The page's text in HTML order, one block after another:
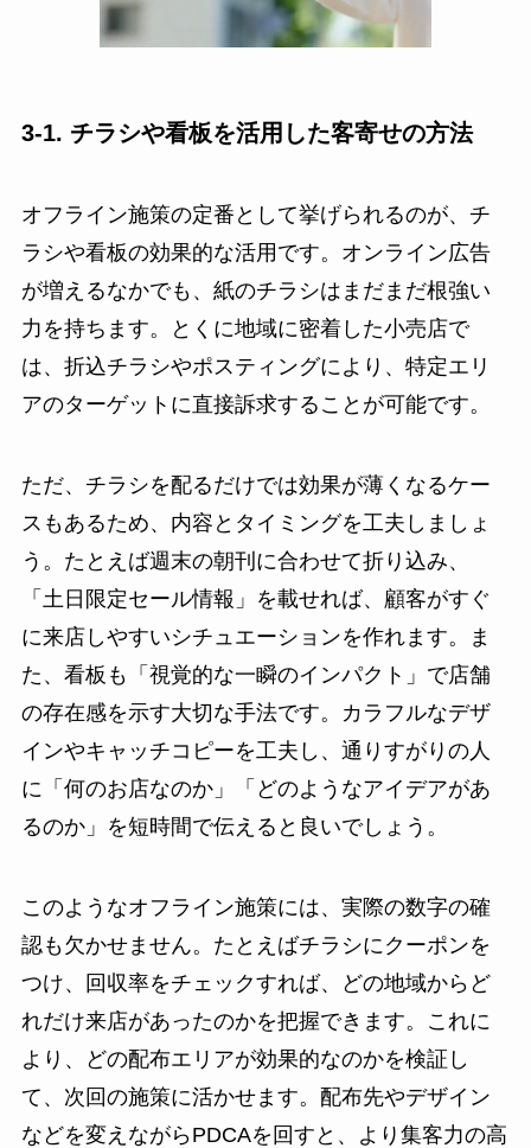
3-1. チラシや看板を活用した客寄せの方法
オフライン施策の定番として挙げられるのが、チ
ラシや看板の効果的な活用です。オンライン広告
が増えるなかでも、紙のチラシはまだまだ根強い
力を持ちます。とくに地域に密着した小売店で
は、折込チラシやポスティングにより、特定エリ
アのターゲットに直接訴求することが可能です。
ただ、チラシを配るだけでは効果が薄くなるケー
スもあるため、内容とタイミングを工夫しましょ
う。たとえば週末の朝刊に合わせて折り込み、
「土日限定セール情報」を載せれば、顧客がすぐ
に来店しやすいシチュエーションを作れます。ま
た、看板も「視覚的な一瞬のインパクト」で店舗
の存在感を示す大切な手法です。カラフルなデザ
インやキャッチコピーを工夫し、通りすがりの人
に「何のお店なのか」「どのようなアイデアがあ
るのか」を短時間で伝えると良いでしょう。
このようなオフライン施策には、実際の数字の確
認も欠かせません。たとえばチラシにクーポンを
つけ、回収率をチェックすれば、どの地域からど
れだけ来店があったのかを把握できます。これに
より、どの配布エリアが効果的なのかを検証し
て、次回の施策に活かせます。配布先やデザイン
などを変えながらPDCAを回すと、より集客力の高